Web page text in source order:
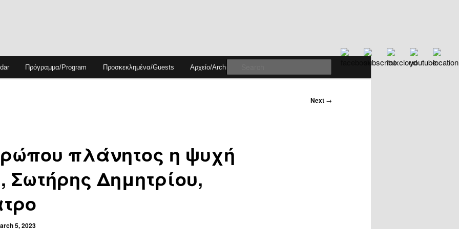
Πρόγραμμα/Program Προσκεκλημένα/Guests Αρχείο/Archive
Next →
πλάνητος η ψυχή
Σωτήρης Δημητρίου,
5, 2023